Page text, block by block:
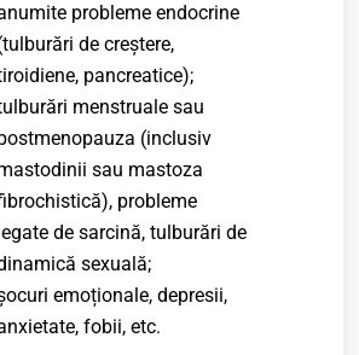
probleme endocrine
de creștere,
pancreatice);
menstruale sau
(inclusiv
sau mastoza
probleme
legate de sarcină, tulburări de
sexuală;
emoționale, depresii,
fobii, etc.